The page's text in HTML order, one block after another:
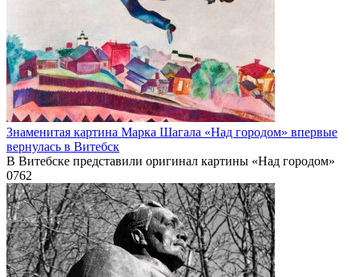
Знаменитая картина Марка Шагала «Над городом» впервые
вернулась в Витебск
В Витебске представили оригинал картины «Над городом»
0762